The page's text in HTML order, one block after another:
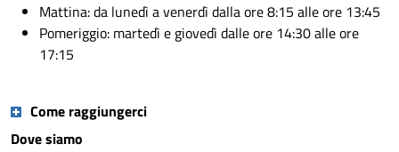
Mattina: da lunedì a venerdì dalla ore 8:15 alle ore 13:45
Pomeriggio: martedì e giovedì dalle ore 14:30 alle ore
17:15
Come raggiungerci
Dove siamo